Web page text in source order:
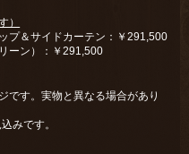
）
プ＆サイドカーテン：￥291,500
ーン）：￥291,500
です。実物と異なる場合があり
みです。